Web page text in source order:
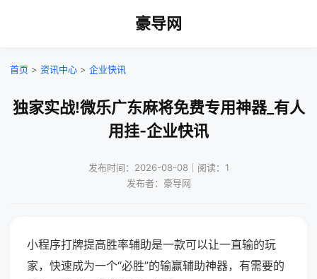
豪导网
首页 > 资讯中心 > 企业快讯
独家实战!微乐广东麻将免费专用神器_有人
用挂-企业快讯
发布时间：2026-08-08｜阅读：1
发布者：豪导网
小程序打牌提高胜率辅助是一款可以让一直输的玩
家，快速成为一个“必胜”的输赢辅助神器，有需要的